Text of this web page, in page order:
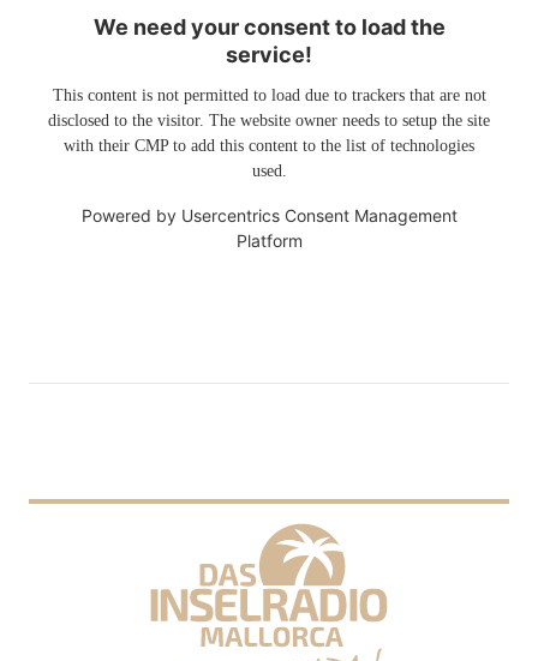
We need your consent to load the
service!
This content is not permitted to load due to trackers that are not
disclosed to the visitor. The website owner needs to setup the site
with their CMP to add this content to the list of technologies
used.
Powered by Usercentrics Consent Management
Platform